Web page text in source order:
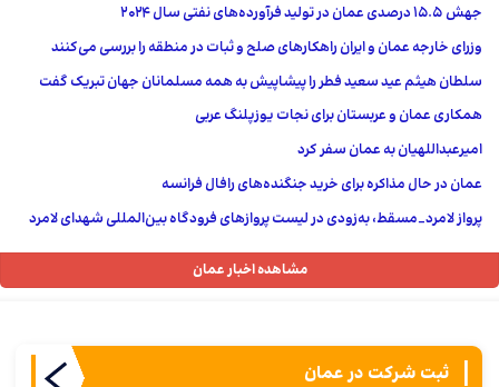
جهش 15.5 درصدی عمان در تولید فرآورده‌های نفتی سال ۲۰۲۴
وزرای خارجه عمان و ایران راهکارهای صلح و ثبات در منطقه را بررسی می‌کنند
سلطان هیثم عید سعید فطر را پیشاپیش به همه مسلمانان جهان تبریک گفت
همکاری عمان و عربستان برای نجات یوزپلنگ عربی
امیرعبداللهیان به عمان سفر کرد
عمان در حال مذاکره برای خرید جنگنده‌های رافال فرانسه
پرواز لامرد_مسقط، به‌زودی در لیست پروازهای فرودگاه بین‌المللی شهدای لامرد
مشاهده اخبار عمان
ثبت شركت در عمان